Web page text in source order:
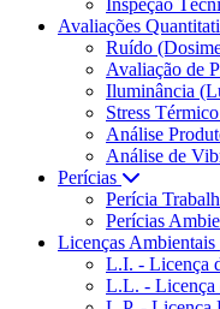
Inspeção
Avaliações
Ruído
Avaliação de
Iluminância
Stress
Análise
Análise de
Perícias
Perícia
Perícias
Licenças Ambientais
L.I. - Licença
L.L. - Licença